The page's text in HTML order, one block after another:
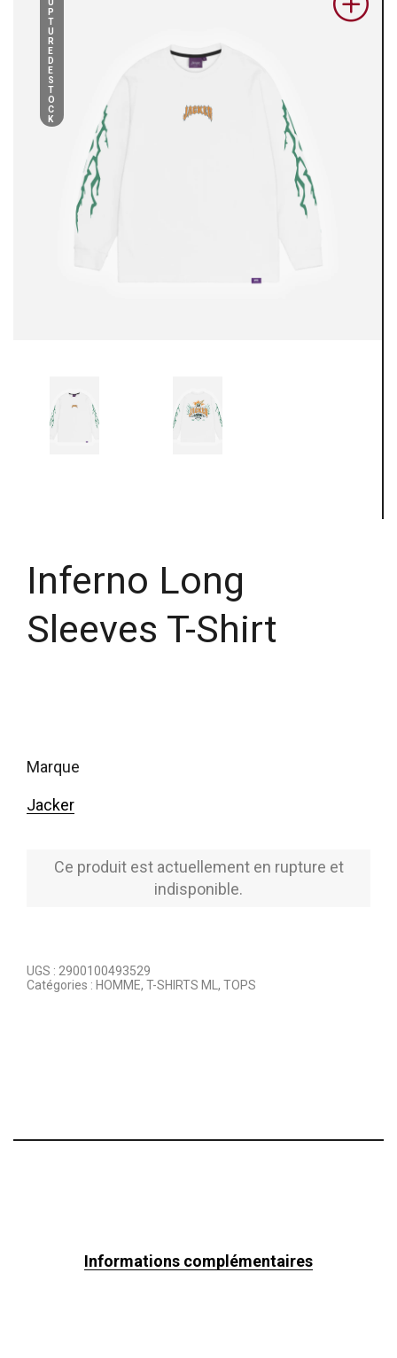
U
P
T
U
R
E
D
E
S
T
O
C
K
Inferno Long
Sleeves T-Shirt
marque
Jacker
Ce produit est actuellement en rupture et
indisponible.
UGS : 2900100493529
Catégories : HOMME, T-SHIRTS ML , TOPS
Informations complémentaires